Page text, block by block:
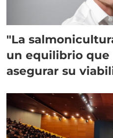
"La
un equilibrio
asegurar su